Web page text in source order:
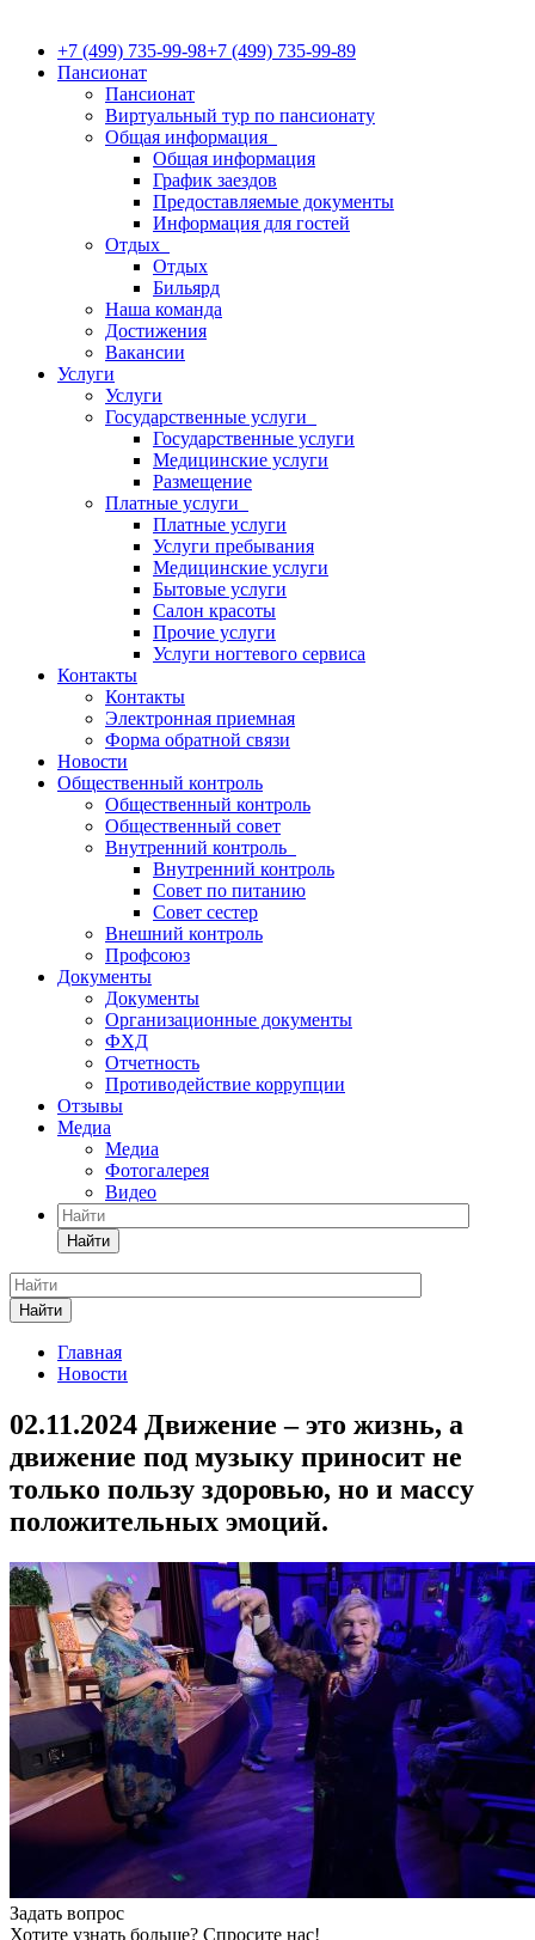
+7 (499) 735-99-98+7 (499) 735-99-89
Пансионат
Пансионат
Виртуальный тур по пансионату
Общая информация
Общая информация
График заездов
Предоставляемые документы
Информация для гостей
Отдых
Отдых
Бильярд
Наша команда
Достижения
Вакансии
Услуги
Услуги
Государственные услуги
Государственные услуги
Медицинские услуги
Размещение
Платные услуги
Платные услуги
Услуги пребывания
Медицинские услуги
Бытовые услуги
Салон красоты
Прочие услуги
Услуги ногтевого сервиса
Контакты
Контакты
Электронная приемная
Форма обратной связи
Новости
Общественный контроль
Общественный контроль
Общественный совет
Внутренний контроль
Внутренний контроль
Совет по питанию
Совет сестер
Внешний контроль
Профсоюз
Документы
Документы
Организационные документы
ФХД
Отчетность
Противодействие коррупции
Отзывы
Медиа
Медиа
Фотогалерея
Видео
Найти
Найти
Главная
Новости
02.11.2024 Движение – это жизнь, а
движение под музыку приносит не
только пользу здоровью, но и массу
положительных эмоций.
Задать вопрос
Хотите узнать больше? Спросите нас!